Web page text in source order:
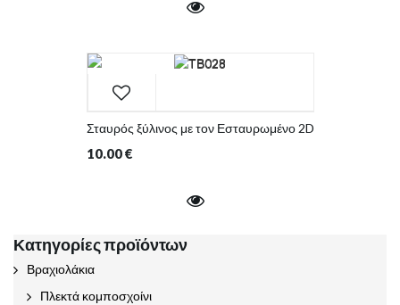
Σταυρός ξύλινος με τον Εσταυρωμένο 2D
10.00€
Κατηγορίες προϊόντων
Βραχιολάκια
Πλεκτά κομποσχοίνι